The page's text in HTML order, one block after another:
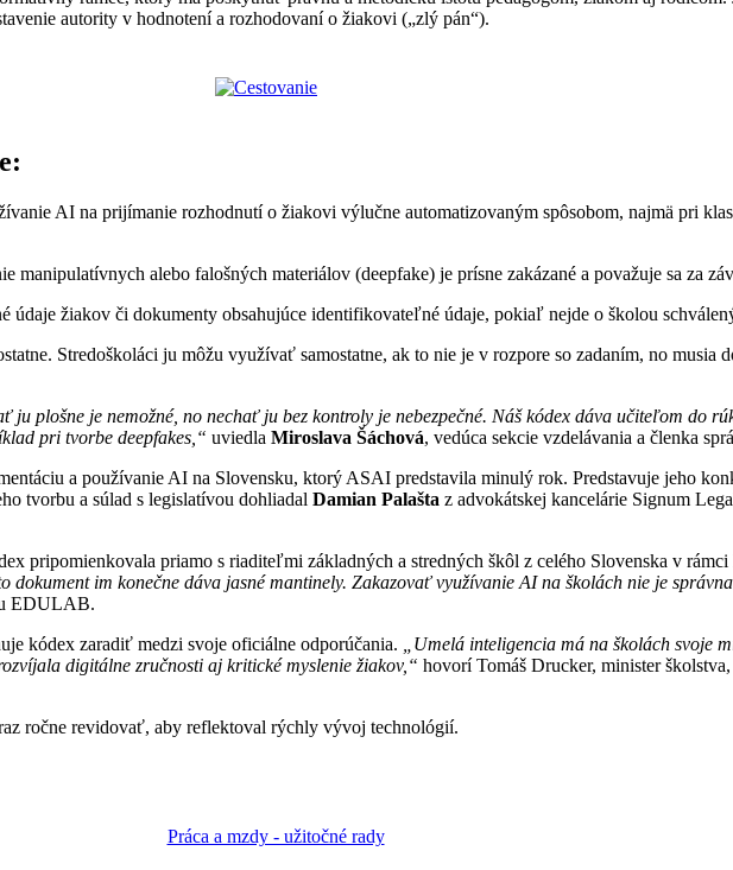
autority v hodnotení a rozhodovaní o žiakovi („zlý pán“).
AI na prijímanie rozhodnutí o žiakovi výlučne automatizovaným spôsobom, najmä pri
manipulatívnych alebo falošných materiálov (deepfake) je prísne zakázané a považuje sa za
údaje žiakov či dokumenty obsahujúce identifikovateľné údaje, pokiaľ nejde o školou
Stredoškoláci ju môžu využívať samostatne, ak to nie je v rozpore so zadaním, no musia
ju plošne je nemožné, no nechať ju bez kontroly je nebezpečné. Náš kódex dáva učiteľom do
pri tvorbe deepfakes,“ uviedla Miroslava Šáchová, vedúca sekcie vzdelávania a členka
a používanie AI na Slovensku, ktorý ASAI predstavila minulý rok. Predstavuje jeho
tvorbu a súlad s legislatívou dohliadal Damian Palašta z advokátskej kancelárie Signum
pripomienkovala priamo s riaditeľmi základných a stredných škôl z celého Slovenska v
im konečne dáva jasné mantinely. Zakazovať využívanie AI na školách nie je
EDULAB.
kódex zaradiť medzi svoje oficiálne odporúčania.
„Umelá inteligencia má na školách svoje
digitálne zručnosti aj kritické myslenie žiakov,“ hovorí Tomáš Drucker, minister
ročne revidovať, aby reflektoval rýchly vývoj technológií.